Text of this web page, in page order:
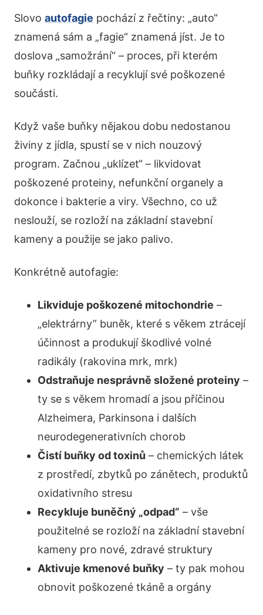
Slovo autofagie pochází z řečtiny: „auto“
znamená sám a „fagie“ znamená jíst. Je to
doslova „samožrání“ – proces, při kterém
buňky rozkládají a recyklují své poškozené
součásti.
Když vaše buňky nějakou dobu nedostanou
živiny z jídla, spustí se v nich nouzový
program. Začnou „uklízet“ – likvidovat
poškozené proteiny, nefunkční organely a
dokonce i bakterie a viry. Všechno, co už
neslouží, se rozloží na základní stavební
kameny a použije se jako palivo.
Konkrétně autofagie:
Likviduje poškozené mitochondrie –
„elektrárny” buněk, které s věkem ztrácejí
účinnost a produkují škodlivé volné
radikály (rakovina mrk, mrk)
Odstraňuje nesprávně složené proteiny –
ty se s věkem hromadí a jsou příčinou
Alzheimera, Parkinsona i dalších
neurodegenerativních chorob
Čistí buňky od toxinů – chemických látek
z prostředí, zbytků po zánětech, produktů
oxidativního stresu
Recykluje buněčný „odpad“ – vše
použitelné se rozloží na základní stavební
kameny pro nové, zdravé struktury
Aktivuje kmenové buňky – ty pak mohou
obnovit poškozené tkáně a orgány